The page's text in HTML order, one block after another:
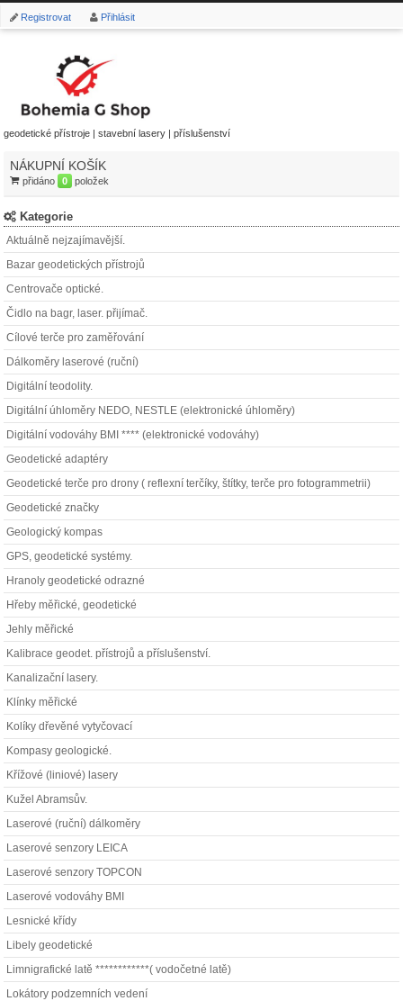
Registrovat Přihlásit
geodetické přístroje | stavební lasery | příslušenství
NÁKUPNÍ KOŠÍK
přidáno 0 položek
Kategorie
Aktuálně nejzajímavější.
Bazar geodetických přístrojů
Centrovače optické.
Čidlo na bagr, laser. přijímač.
Cílové terče pro zaměřování
Dálkoměry laserové (ruční)
Digitální teodolity.
Digitální úhloměry NEDO, NESTLE (elektronické úhloměry)
Digitální vodováhy BMI **** (elektronické vodováhy)
Geodetické adaptéry
Geodetické terče pro drony ( reflexní terčíky, štítky, terče pro fotogrammetrii)
Geodetické značky
Geologický kompas
GPS, geodetické systémy.
Hranoly geodetické odrazné
Hřeby měřické, geodetické
Jehly měřické
Kalibrace geodet. přístrojů a příslušenství.
Kanalizační lasery.
Klínky měřické
Kolíky dřevěné vytyčovací
Kompasy geologické.
Křížové (liniové) lasery
Kužel Abramsův.
Laserové (ruční) dálkoměry
Laserové senzory LEICA
Laserové senzory TOPCON
Laserové vodováhy BMI
Lesnické křídy
Libely geodetické
Limnigrafické latě ************( vodočetné latě)
Lokátory podzemních vedení